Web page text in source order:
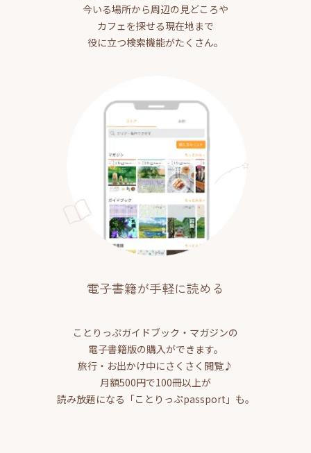
今いる場所から周辺の見どころや
カフェを探せる現在地まで
役に立つ検索機能がたくさん。
電子書籍が手軽に読める
ことりっぷガイドブック・マガジンの
電子書籍版の購入ができます。
旅行・お出かけ中にさくさく閲覧♪
月額500円で100冊以上が
読み放題になる「ことりっぷpassport」も。